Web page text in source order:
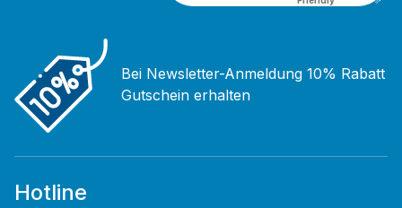
Bei Newsletter-Anmeldung 10% Rabatt
Gutschein erhalten
Hotline